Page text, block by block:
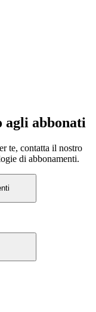
agli abbonati
te, contatta il nostro
di abbonamenti.